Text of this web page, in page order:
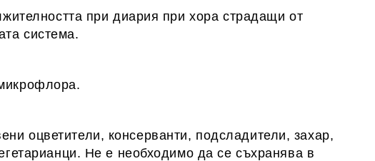
при диария при хора страдащи от
система.
оцветители, консерванти, подсладители, захар,
Не е необходимо да се съхранява в